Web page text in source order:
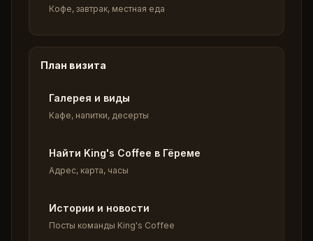
Кофе, завтрак, местная еда
План визита
Галерея и виды
Кафе, напитки, десерты
Найти King's Coffee в Гёреме
Адрес, карта, часы
Истории и новости
Посты команды King's Coffee